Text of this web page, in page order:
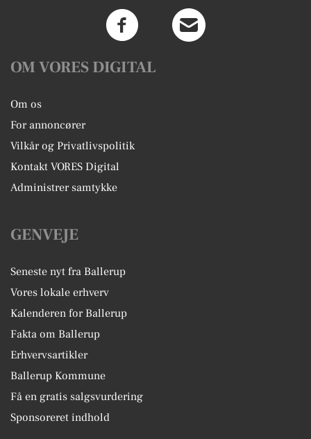
OM VORES DIGITAL
Om os
For annoncører
Vilkår og Privatlivspolitik
Kontakt VORES Digital
Administrer samtykke
GENVEJE
Seneste nyt fra Ballerup
Vores lokale erhverv
Kalenderen for Ballerup
Fakta om Ballerup
Erhvervsartikler
Ballerup Kommune
Få en gratis salgsvurdering
Sponsoreret indhold